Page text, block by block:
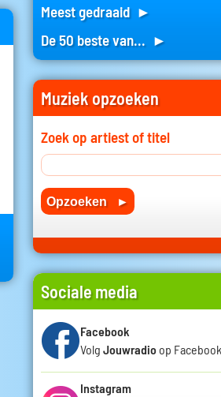
Meest gedraaid ►
De 50 beste van... ►
Muziek opzoeken
Zoek op artiest of titel
Sociale media
Facebook
Volg Jouwradio op Facebook
Instagram